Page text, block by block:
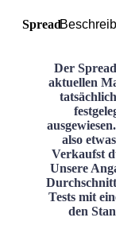
Spread
Der
aktuellen
also
Verkaufst
Unsere
Tests mit
den